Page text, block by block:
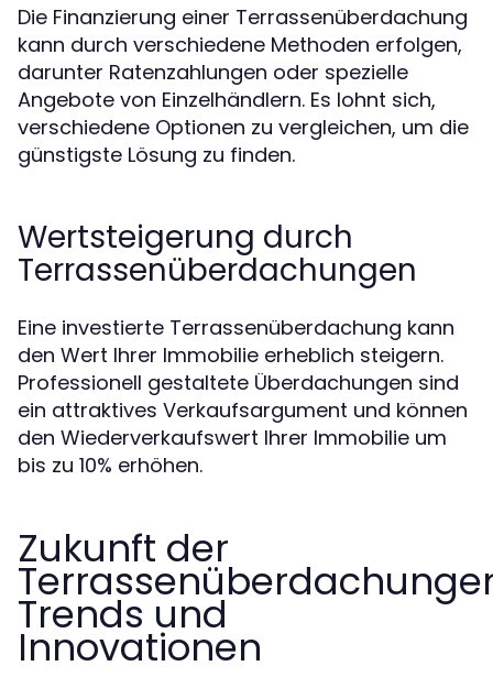
Die Finanzierung einer Terrassenüberdachung
kann durch verschiedene Methoden erfolgen,
darunter Ratenzahlungen oder spezielle
Angebote von Einzelhändlern. Es lohnt sich,
verschiedene Optionen zu vergleichen, um die
günstigste Lösung zu finden.
Wertsteigerung durch
Terrassenüberdachungen
Eine investierte Terrassenüberdachung kann
den Wert Ihrer Immobilie erheblich steigern.
Professionell gestaltete Überdachungen sind
ein attraktives Verkaufsargument und können
den Wiederverkaufswert Ihrer Immobilie um
bis zu 10% erhöhen.
Zukunft der
Trends und
Innovationen